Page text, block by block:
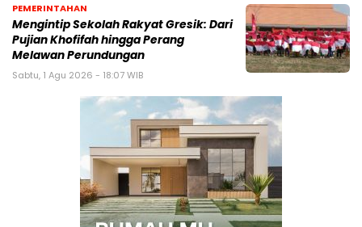
PEMERINTAHAN
Mengintip Sekolah Rakyat Gresik: Dari
Pujian Khofifah hingga Perang
Melawan Perundungan
Sabtu, 1 Agu 2026 - 18:07 WIB